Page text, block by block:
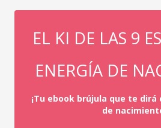
EL KI DE LAS 9
ENERGÍA DE
¡Tu ebook brújula que te
de